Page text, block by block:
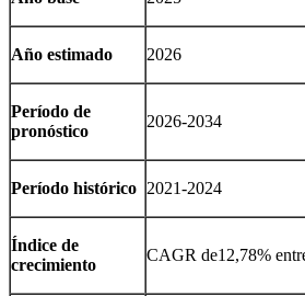
Año estimado 2026
Período de
pronóstico
2026-2034
Período histórico 2021-2024
Índice de
crecimiento
CAGR de12,78%